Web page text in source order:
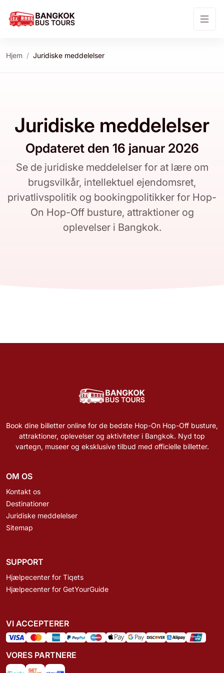
Hjem Juridiske meddelelser
Juridiske meddelelser
Opdateret den 16 januar 2026
Se de juridiske meddelelser for at lære om
brugsvilkår, intellektuel ejendomsret,
privatlivspolitik og bookingpolitikker for Hop-
On Hop-Off busture, attraktioner og
oplevelser i Bangkok.
Book dine billetter online for de bedste Hop-On Hop-Off busture,
attraktioner, oplevelser og aktiviteter i Bangkok. Nyd top
vartegn, museer og eksklusive tilbud med officielle billetter.
OM OS
Kontakt os
Destinationer
Juridiske meddelelser
Sitemap
SUPPORT
Hjælpecenter for Tiqets
Hjælpecenter for GetYourGuide
VI ACCEPTERER
VORES PARTNERE